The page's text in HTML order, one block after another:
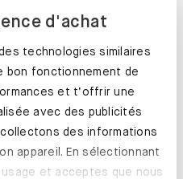
d'achat
technologies similaires
bon fonctionnement de
et t’offrir une
avec des publicités
des informations
appareil. En sélectionnant
et acceptes que nous